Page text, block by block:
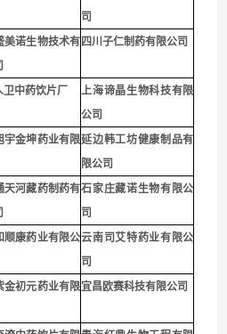
司
美诺生物技术有 四川子仁制药有限公司
中药饮片厂
上海谛晶生物科技有限
公司
宇金坤药业有限延边韩工坊健康制品有
限公司
天河藏药制药有石家庄藏诺生物有限公
司
顺康药业有限公云南司艾特药业有限公
司
金初元药业有限宜昌欧赛科技有限公司